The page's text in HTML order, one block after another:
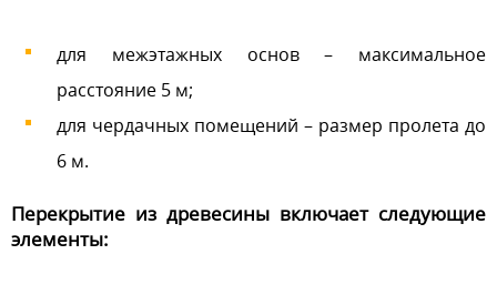
для межэтажных основ – максимальное
расстояние 5 м;
для чердачных помещений – размер пролета до
6 м.
Перекрытие из древесины включает следующие
элементы: